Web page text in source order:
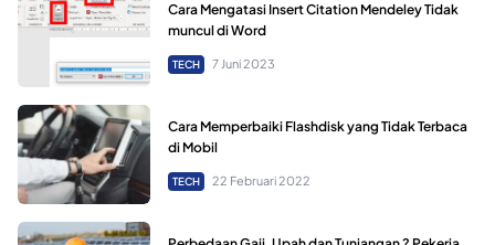
Cara Mengatasi Insert Citation Mendeley Tidak
muncul di Word
TECH 7 Juni 2023
Cara Memperbaiki Flashdisk yang Tidak Terbaca
di Mobil
TECH 22 Februari 2022